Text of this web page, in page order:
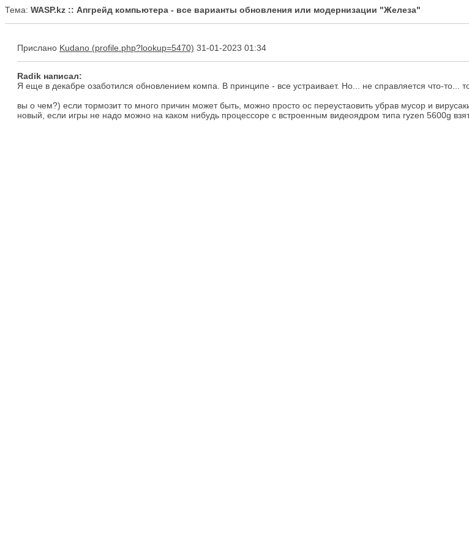
Тема: WASP.kz :: Апгрейд компьютера - все варианты обновления или модернизации "Железа"
Прислано Kudano 31-01-2023 01:34
Radik написал:
Я еще в декабре озаботился обновлением компа. В принципе - все устраивает. Но... не справляется что-то...
вы о чем?) если тормозит то много причин может быть, можно просто ос переустаовить убрав мусор и
новый, если игры не надо можно на каком нибудь процессоре с встроенным видеоядром типа ryzen 5600g